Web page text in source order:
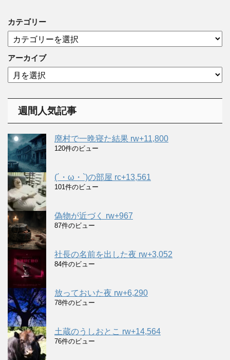
カテゴリー
テ
ゴ
リ
ー
アーカイブ
ア
ー
週間人気記事
廃村で一晩寝た結果 rw+11,800
120件のビュー
(´・ω・`)の部屋 rc+13,561
101件のビュー
偽物が近づく rw+967
87件のビュー
社長の名前を出した夜 rw+3,052
84件のビュー
放っておいた夜 rw+6,290
78件のビュー
土蔵のうしおとこ rw+14,564
76件のビュー